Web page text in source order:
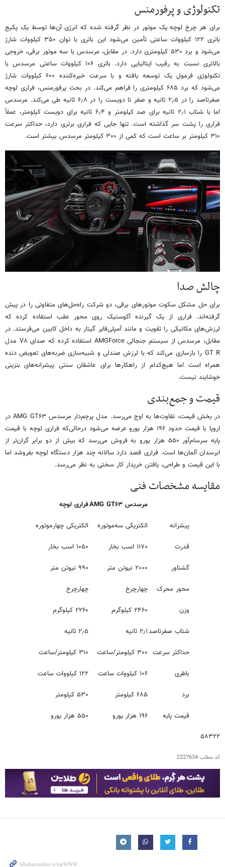
تکنولوژی و پرفورمنس
برای هر چرخ لوچه یک موتور در نظر گرفته شده که انرژی آن‌ها توسط یک پکیج
باتری ۱۲۲ کیلووات ساعتی تأمین می‌شود این باتری با توان ۳۵۰ کیلووات شارژ
می‌شود و برد ۵۳۰ کیلومتری دارد. در مقابل، مرسدس با سه موتور برقی، خروجی
بالاتری نسبت به رقیب ایتالیایی دارد. باتری ۱۰۶ کیلووات ساعتی مرسدس با
تکنولوژی فرمول یک توسعه یافته و با سرعت خیره‌کننده ۶۰۰ کیلووات شارژ
می‌شود که برد ۶۸۵ کیلومتری را فراهم می‌کند. در بحث پرفورمنس، فراری لوچه
صفرتاصد را در ۲٫۵ ثانیه و صفر تا دویست را در ۶٫۸ ثانیه طی می‌کند. مرسدس
اما با شتاب ۲٫۱ ثانیه برای صد کیلومتر و ۶٫۴ ثانیه برای دویست کیلومتر، عملاً
فراری را پشت سر گذاشته است. تنها جایی که فراری برتری دارد، حداکثر سرعت
۳۱۰ کیلومتر بر ساعت است که کمی از ۳۰۰ کیلومتر مرسدس بیشتر است.
چالش صدا
برای حل مشکل سکوت موتورهای برقی، دو شرکت راه‌حل‌های متفاوتی را در پیش
گرفته‌اند. فراری از یک گیرنده آکوستیک روی محور عقب استفاده کرده که
لرزش‌های مکانیکی را تقویت و مانند آمپلی‌فایر گیتار به داخل کابین می‌فرستد. در
مقابل، مرسدس از سیستم جنجالی AMGForce استفاده کرده که صدای V۸ مدل
GT R را بازسازی می‌کند که با لرزش صندلی و شبیه‌سازی ضربه‌های تعویض دنده
همراه است اما هیچ‌کدام از راهکارها برای عاشقان سنتی پیشرانه‌های بنزینی
خوشایند نیست.
قیمت و جمع‌بندی
در بخش قیمت، تفاوت‌ها به اوج می‌رسد. مدل پرچم‌دار مرسدس AMG GT۶۳ در
اروپا با قیمت حدود ۱۹۶ هزار یورو عرضه می‌شود درحالی‌که فراری لوچه با قیمت
پایه سرسام‌آور ۵۵۰ هزار یورو به فروش می‌رسد که بیش از دو برابر گران‌تر از
ابرسدان آلمان‌ها است. فراری قصد دارد سالانه چند هزار دستگاه لوچه بفروشد اما
با این قیمت و طراحی، یافتن خریدار کار سختی به نظر می‌رسد.
مقایسه مشخصات فنی
مرسدس AMG GT۶۳ فراری لوچه
پیشرانه الکتریکی سه‌موتوره الکتریکی چهارموتوره
قدرت ۱۱۷۰ اسب بخار ۱۰۵۰ اسب بخار
گشتاور ۲۰۰۰ نیوتن متر ۹۹۰ نیوتن متر
محور محرک چهارچرخ چهارچرخ
وزن ۲۴۶۰ کیلوگرم ۲۲۶۰ کیلوگرم
شتاب صفرتاصد۲٫۱ ثانیه ۲٫۵ ثانیه
حداکثر سرعت ۳۰۰ کیلومتر/ساعت ۳۱۰ کیلومتر/ساعت
باطری ۱۰۶ کیلووات ساعت ۱۲۲ کیلووات ساعت
برد ۶۸۵ کیلومتر ۵۳۰ کیلومتر
قیمت پایه ۱۹۶ هزار یورو ۵۵۰ هزار یورو
۵۸۳۲۲
کد مطلب2227634